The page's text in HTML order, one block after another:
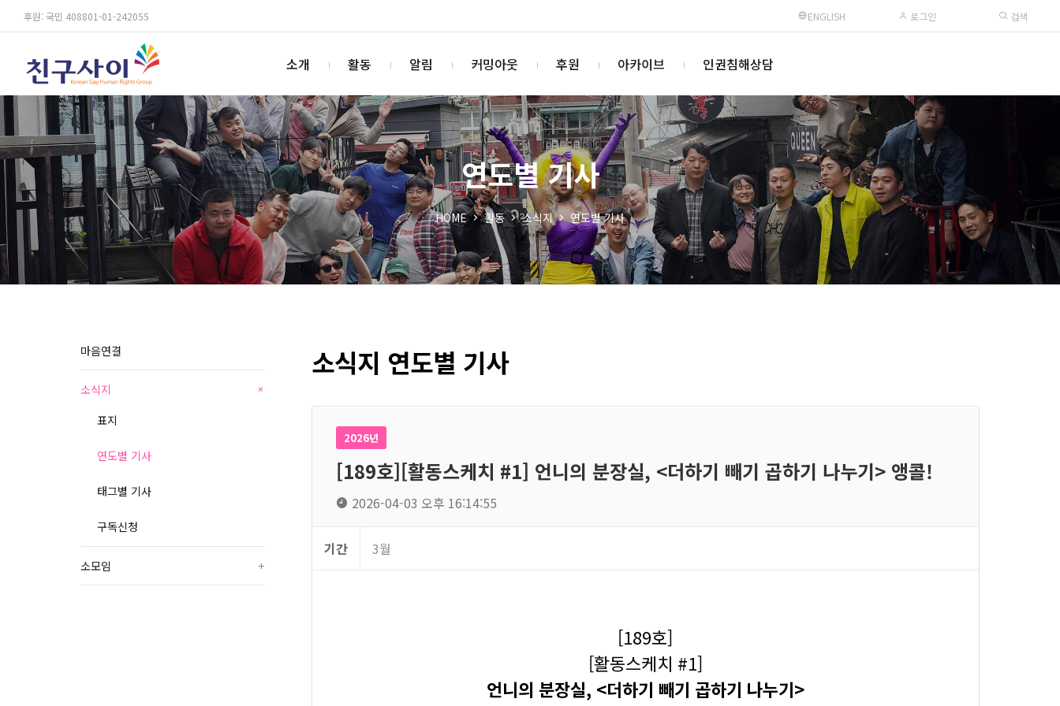
후원: 국민 408801-01-242055 ENGLISH 로그인 검색
소개 활동 알림 커밍아웃 후원 아카이브 인권침해상담
연도별 기사
HOME 활동 소식지 연도별 기사
마음연결
소식지 +
표지
연도별 기사
태그별 기사
구독신청
소모임 +
소식지 연도별 기사
2026년
[189호][활동스케치 #1] 언니의 분장실, <더하기 빼기 곱하기 나누기> 앵콜!
2026-04-03 오후 16:14:55
기간 3월
[189호]
[활동스케치 #1]
언니의 분장실, <더하기 빼기 곱하기 나누기>